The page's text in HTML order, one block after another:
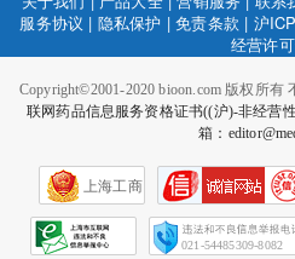
服务协议 | 隐私保护 |免责条款 | 沪
经营许
Copyright©2001-2020 bioon.com 版权所有
联网药品信息服务资格证书((沪)-非经营
箱：
上海工商
021-54485309-8082